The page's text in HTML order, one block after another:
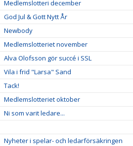
Medlemslotteri december
God Jul & Gott Nytt År
Newbody
Medlemslotteriet november
Alva Olofsson gör succé i SSL
Vila i frid "Larsa" Sand
Tack!
Medlemslotteriet oktober
Ni som varit ledare...
Nyheter i spelar- och ledarförsäkringen